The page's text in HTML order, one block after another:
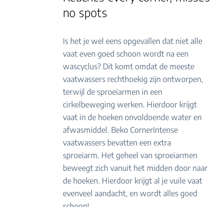
no spots
Is het je wel eens opgevallen dat niet alle
vaat even goed schoon wordt na een
wascyclus? Dit komt omdat de meeste
vaatwassers rechthoekig zijn ontworpen,
terwijl de sproeiarmen in een
cirkelbeweging werken. Hierdoor krijgt
vaat in de hoeken onvoldoende water en
afwasmiddel. Beko CornerIntense
vaatwassers bevatten een extra
sproeiarm. Het geheel van sproeiarmen
beweegt zich vanuit het midden door naar
de hoeken. Hierdoor krijgt al je vuile vaat
evenveel aandacht, en wordt alles goed